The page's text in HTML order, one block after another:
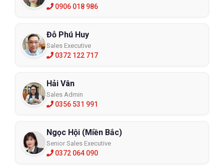
0906 018 986
Đỗ Phú Huy
Sales Executive
0372 122 717
Hải Vân
Sales Admin
0356 531 991
Ngọc Hội (Miền Bắc)
Senior Sales Executive
0372 064 090